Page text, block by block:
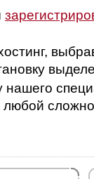
нашего
любой